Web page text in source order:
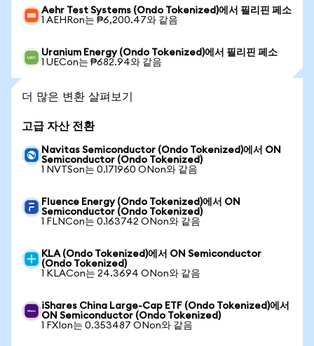
Aehr Test Systems (Ondo Tokenized)에서 필리핀 페소
1 AEHRon는 ₱6,200.47와 같음
Uranium Energy (Ondo Tokenized)에서 필리핀 페소
1 UECon는 ₱682.94와 같음
더 많은 변환 살펴보기
고급 자산 전환
Navitas Semiconductor (Ondo Tokenized)에서 ON
Semiconductor (Ondo Tokenized)
1 NVTSon는 0.171960 ONon와 같음
Fluence Energy (Ondo Tokenized)에서 ON
Semiconductor (Ondo Tokenized)
1 FLNCon는 0.163742 ONon와 같음
KLA (Ondo Tokenized)에서 ON Semiconductor
(Ondo Tokenized)
1 KLACon는 24.3694 ONon와 같음
iShares China Large-Cap ETF (Ondo Tokenized)에서
ON Semiconductor (Ondo Tokenized)
1 FXIon는 0.353487 ONon와 같음